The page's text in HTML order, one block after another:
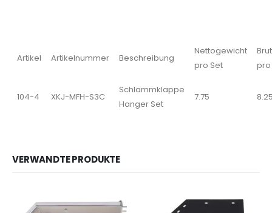
Artikel Artikelnummer Beschreibung
Nettogewicht
pro Set
pro
104-4 XKJ-MFH-S3C
Schlammklappe
Hanger Set
7.75
VERWANDTE PRODUKTE